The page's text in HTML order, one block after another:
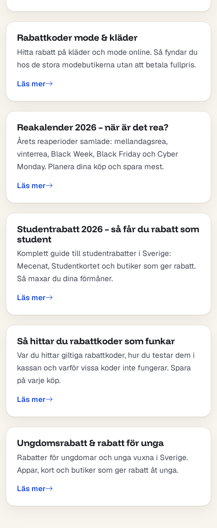
Rabattkoder mode & kläder
Hitta rabatt på kläder och mode online. Så fyndar du
hos de stora modebutikerna utan att betala fullpris.
Läs mer
Reakalender 2026 – när är det rea?
Årets reaperioder samlade: mellandagsrea,
vinterrea, Black Week, Black Friday och Cyber
Monday. Planera dina köp och spara mest.
Läs mer
Studentrabatt 2026 – så får du rabatt som
student
Komplett guide till studentrabatter i Sverige:
Mecenat, Studentkortet och butiker som ger rabatt.
Så maxar du dina förmåner.
Läs mer
Så hittar du rabattkoder som funkar
Var du hittar giltiga rabattkoder, hur du testar dem i
kassan och varför vissa koder inte fungerar. Spara
på varje köp.
Läs mer
Ungdomsrabatt & rabatt för unga
Rabatter för ungdomar och unga vuxna i Sverige.
Appar, kort och butiker som ger rabatt åt unga.
Läs mer